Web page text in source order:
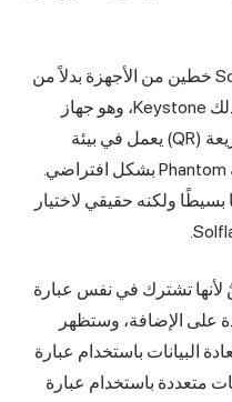
بالنسبة للتخزين البارد، يدعم Solflare خطين من الأجهزة بدلاً من
خط واحد. تعمل أجهزة Ledger، وكذلك Keystone، وهو جهاز
توقيع قائم على رمز الاستجابة السريعة (QR) يعمل في بيئة
معزولة عن الشبكة، ولا يتوافق معه Phantom بشكل افتراضي.
بسيطًا ولكنه حقيقي لاختيار
تشترك في نفس عبارة
على الإضافة، وستظهر
البيانات باستخدام عبارة
متعددة باستخدام عبارة